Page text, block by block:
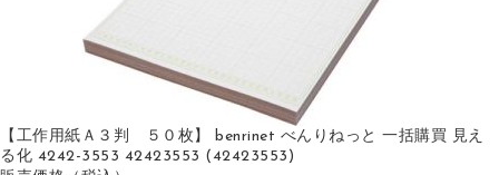
【工作用紙Ａ３判 ５０枚】 benrinet べんりねっと 一括購買 見え
る化 4242-3553 42423553 (42423553)